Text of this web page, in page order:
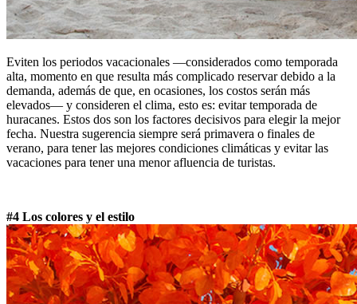
Eviten los periodos vacacionales —considerados como temporada
alta, momento en que resulta más complicado reservar debido a la
demanda, además de que, en ocasiones, los costos serán más
elevados— y consideren el clima, esto es: evitar temporada de
huracanes. Estos dos son los factores decisivos para elegir la mejor
fecha. Nuestra sugerencia siempre será primavera o finales de
verano, para tener las mejores condiciones climáticas y evitar las
vacaciones para tener una menor afluencia de turistas.
#4 Los colores y el estilo